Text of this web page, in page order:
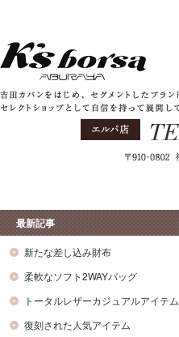
最新記事
新たな差し込み財布
柔軟なソフト2WAYバッグ
トータルレザーカジュアルアイテム
復刻された人気アイテム